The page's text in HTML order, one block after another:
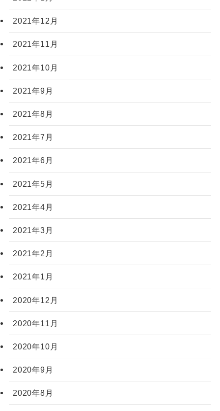
2021年12月
2021年11月
2021年10月
2021年9月
2021年8月
2021年7月
2021年6月
2021年5月
2021年4月
2021年3月
2021年2月
2021年1月
2020年12月
2020年11月
2020年10月
2020年9月
2020年8月